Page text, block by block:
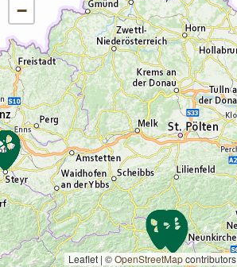
−
Leaflet | ©OpenStreetMapcontributors